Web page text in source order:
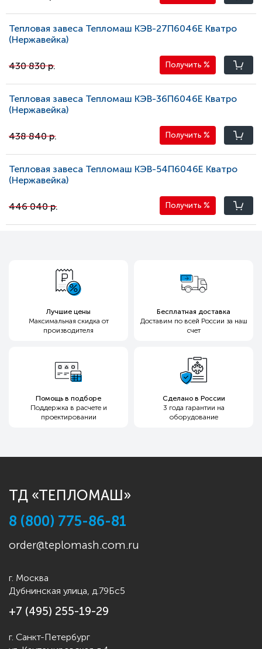
Тепловая завеса Тепломаш КЭВ-27П6046E Кватро
(Нержавейка)
430 830 р. Получить %
Тепловая завеса Тепломаш КЭВ-36П6046E Кватро
(Нержавейка)
438 840 р. Получить %
Тепловая завеса Тепломаш КЭВ-54П6046E Кватро
(Нержавейка)
446 040 р. Получить %
Лучшие цены
Максимальная скидка от
производителя
Бесплатная доставка
Доставим по всей России за наш
счет
Помощь в подборе
Поддержка в расчете и
проектировании
Сделано в России
3 года гарантии на
оборудование
ТД «ТЕПЛОМАШ»
8 (800) 775-86-81
order@teplomash.com.ru
г. Москва
Дубнинская улица, д.79Бс5
+7 (495) 255-19-29
г. Санкт-Петербург